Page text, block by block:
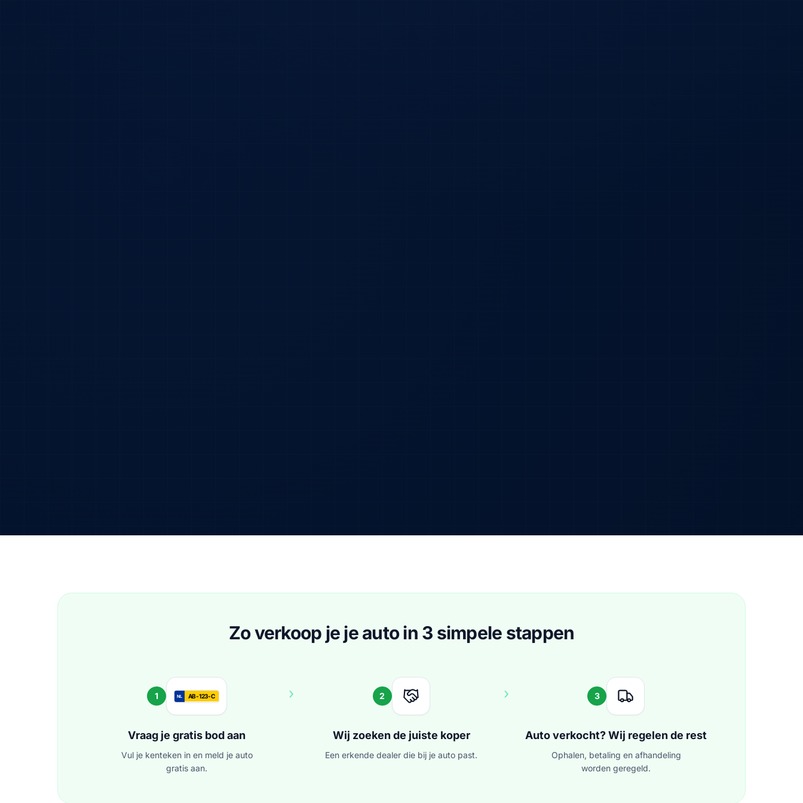
Zo verkoop je je auto in 3 simpele stappen
1 NL AB-123-C
Vraag je gratis bod aan
Vul je kenteken in en meld je auto
gratis aan.
› 2
Wij zoeken de juiste koper
Een erkende dealer die bij je auto past.
› 3
Auto verkocht? Wij regelen de rest
Ophalen, betaling en afhandeling
worden geregeld.